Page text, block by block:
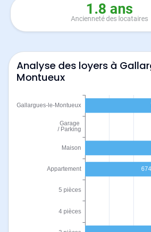
1.8 ans
Ancienneté des locataires
Analyse des loyers à
Montueux